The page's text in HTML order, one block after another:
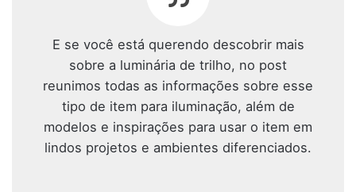
E se você está querendo descobrir mais
sobre a luminária de trilho, no post
reunimos todas as informações sobre esse
tipo de item para iluminação, além de
modelos e inspirações para usar o item em
lindos projetos e ambientes diferenciados.